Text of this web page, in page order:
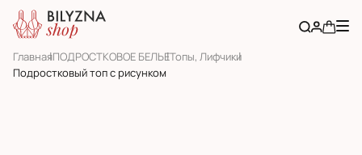
ГлавнаяПОДРОСТКОВОЕ БЕЛЬЕТопы, Лифчики
Подростковый топ с рисунком